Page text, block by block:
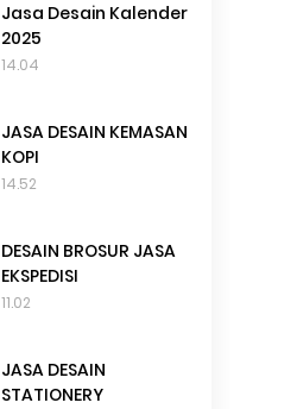
Jasa Desain Kalender
2025
14.04
JASA DESAIN KEMASAN
KOPI
14.52
DESAIN BROSUR JASA
EKSPEDISI
11.02
JASA DESAIN
STATIONERY